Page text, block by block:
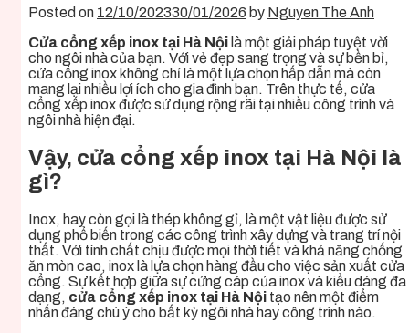
Posted on 12/10/202330/01/2026 by Nguyen The Anh
Cửa cổng xếp inox tại Hà Nội là một giải pháp tuyệt vời
cho ngôi nhà của bạn. Với vẻ đẹp sang trọng và sự bền bỉ,
cửa cổng inox không chỉ là một lựa chọn hấp dẫn mà còn
mang lại nhiều lợi ích cho gia đình bạn. Trên thực tế, cửa
cổng xếp inox được sử dụng rộng rãi tại nhiều công trình và
ngôi nhà hiện đại.
Vậy, cửa cổng xếp inox tại Hà Nội là
gì?
Inox, hay còn gọi là thép không gỉ, là một vật liệu được sử
dụng phổ biến trong các công trình xây dựng và trang trí nội
thất. Với tính chất chịu được mọi thời tiết và khả năng chống
ăn mòn cao, inox là lựa chọn hàng đầu cho việc sản xuất cửa
cổng. Sự kết hợp giữa sự cứng cáp của inox và kiểu dáng đa
dạng, cửa cổng xếp inox tại Hà Nội tạo nên một điểm
nhấn đáng chú ý cho bất kỳ ngôi nhà hay công trình nào.